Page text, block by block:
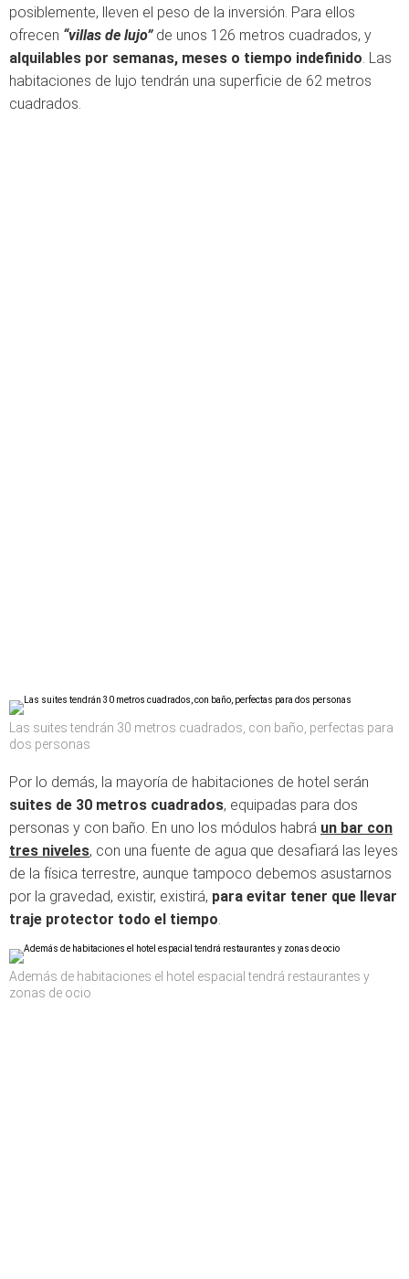
posiblemente, lleven el peso de la inversión. Para ellos
ofrecen “villas de lujo”de unos 126 metros cuadrados, y
alquilables por semanas, meses o tiempo indefinido . Las
habitaciones de lujo tendrán una superficie de 62 metros
cuadrados.
Las suites tendrán 30 metros cuadrados, con baño, perfectas para
dos personas
Por lo demás, la mayoría de habitaciones de hotel serán
suites de 30 metros cuadrados, equipadas para dos
personas y con baño. En uno los módulos habrá un bar con
tres niveles, con una fuente de agua que desafiará las leyes
de la física terrestre, aunque tampoco debemos asustarnos
por la gravedad, existir, existirá, para evitar tener que llevar
traje protector todo el tiempo
Además de habitaciones el hotel espacial tendrá restaurantes y
zonas de ocio